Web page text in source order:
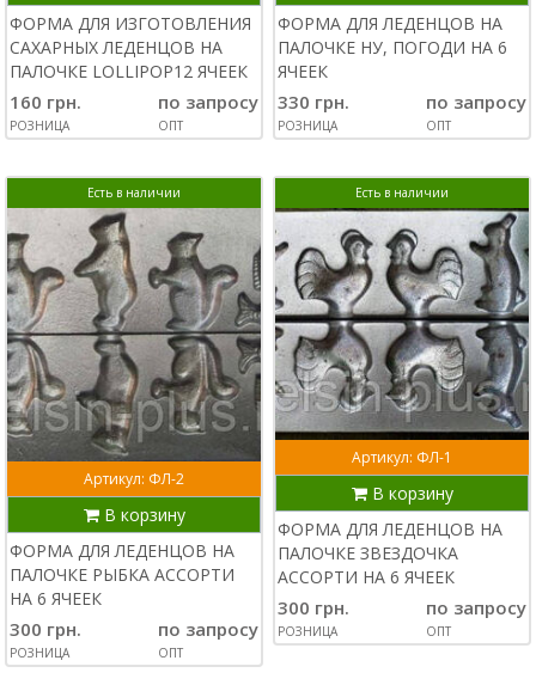
ФОРМА ДЛЯ ИЗГОТОВЛЕНИЯ
САХАРНЫХ ЛЕДЕНЦОВ НА
ПАЛОЧКЕ LOLLIPOP12 ЯЧЕЕК
160 грн.
РОЗНИЦА
по запросу
ОПТ
ФОРМА ДЛЯ ЛЕДЕНЦОВ НА
ПАЛОЧКЕ НУ, ПОГОДИ НА 6
ЯЧЕЕК
330 грн.
РОЗНИЦА
по запросу
ОПТ
Есть в наличии
Артикул: ФЛ-2
В корзину
ФОРМА ДЛЯ ЛЕДЕНЦОВ НА
ПАЛОЧКЕ РЫБКА АССОРТИ
НА 6 ЯЧЕЕК
300 грн.
РОЗНИЦА
по запросу
ОПТ
Есть в наличии
Артикул: ФЛ-1
В корзину
ФОРМА ДЛЯ ЛЕДЕНЦОВ НА
ПАЛОЧКЕ ЗВЕЗДОЧКА
АССОРТИ НА 6 ЯЧЕЕК
300 грн.
РОЗНИЦА
по запросу
ОПТ